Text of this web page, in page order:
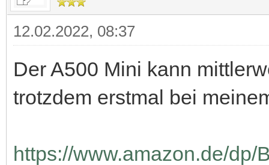
12.02.2022, 08:37
Der A500 Mini kann
trotzdem erstmal bei
https://www.amazon.de/